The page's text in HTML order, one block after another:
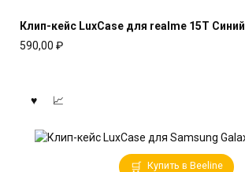
Клип-кейс LuxCase для realme 15T Синий
590,00 ₽
Купить в Beeline